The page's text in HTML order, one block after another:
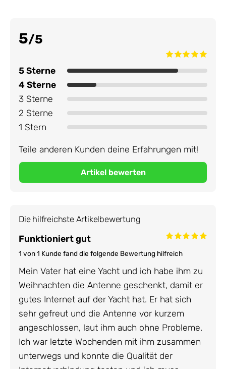
5/5
5 Sterne
4 Sterne
3 Sterne
2 Sterne
1 Stern
Teile anderen Kunden deine Erfahrungen mit!
Die hilfreichste Artikelbewertung
Funktioniert gut
1 von 1 Kunde fand die folgende Bewertung hilfreich
Mein Vater hat eine Yacht und ich habe ihm zu
Weihnachten die Antenne geschenkt, damit er
gutes Internet auf der Yacht hat. Er hat sich
sehr gefreut und die Antenne vor kurzem
angeschlossen, laut ihm auch ohne Probleme.
Ich war letzte Wochenden mit ihm zusammen
unterwegs und konnte die Qualität der